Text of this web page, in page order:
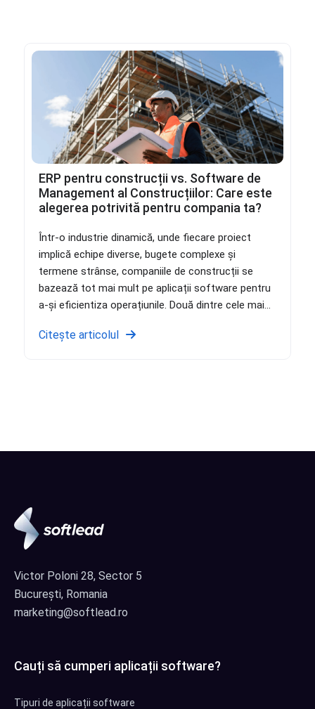
ERP pentru construcții vs. Software de
Management al Construcțiilor: Care este
alegerea potrivită pentru compania ta?
Într-o industrie dinamică, unde fiecare proiect
implică echipe diverse, bugete complexe și
termene strânse, companiile de construcții se
bazează tot mai mult pe aplicații software pentru
a-și eficientiza operațiunile. Două dintre cele mai...
Citește articolul
Victor Poloni 28, Sector 5
București, Romania
marketing@softlead.ro
Cauți să cumperi aplicații software?
Tipuri de aplicații software